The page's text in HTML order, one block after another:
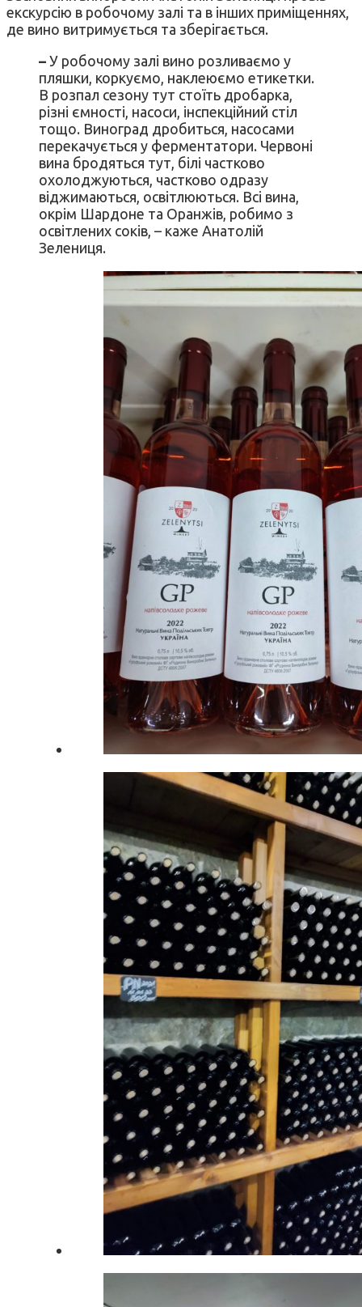
екскурсію в робочому залі та в інших приміщеннях,
де вино витримується та зберігається.
– У робочому залі вино розливаємо у
пляшки, коркуємо, наклеюємо етикетки.
В розпал сезону тут стоїть дробарка,
різні ємності, насоси, інспекційний стіл
тощо. Виноград дробиться, насосами
перекачується у ферментатори. Червоні
вина бродяться тут, білі частково
охолоджуються, частково одразу
віджимаються, освітлюються. Всі вина,
окрім Шардоне та Оранжів, робимо з
освітлених соків, – каже Анатолій
Зелениця.